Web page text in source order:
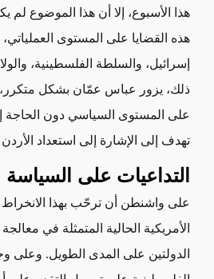
هذا الأسبوع، إلا أن هذا الموضوع لم
هذه القضايا على المستوى العملياتي
إسرائيل، والسلطة الفلسطينية،
ذلك، يزور عباس عمّان بشكل
على المستوى السياسي دون الحاجة
تهدف إلى الإشارة إلى استعداد
التداعيات على السياسة
على واشنطن أن ترحّب بهذا الانخراط
الأمريكية الحالية المتمثلة في
الدولتين على المدى الطويل. وعلى